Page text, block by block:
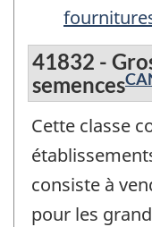
41832 -
semences
Cette classe
consiste à
pour les